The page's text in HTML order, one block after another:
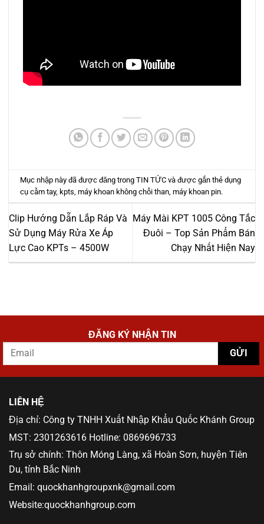
Mục nhập này đã được đăng trongTIN TỨC và được gắn thẻdụng
cụ cầm tay,kpts ,máy khoan không chổi than ,máy khoan pin.
Clip Hướng Dẫn Lắp Ráp Và
Sử Dụng Máy Rửa Xe Áp
Lực Cao KPTs – 4500W
Máy Mài KPT 1005 Công Tắc
Đuôi – Top Sản Phẩm Bán
Chạy Nhất Hiện Nay
ĐĂNG KÝ NHẬN TIN
LIÊN HỆ
Địa chỉ: Công ty TNHH Xuất Nhập Khẩu Quốc Khánh Group
MST: 2301263616 Hotline: 0869696733
Trụ sở chính: Thôn Móng Làng, xã Hoàn Sơn, huyện Tiên
Du, tỉnh Bắc Ninh
Email: quockhanhgroupxnk@gmail.com
Website:quockhanhgroup.com